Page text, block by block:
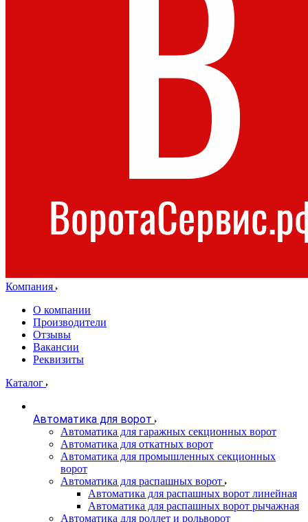
Компания
О компании
Производители
Отзывы
Вакансии
Реквизиты
Каталог
Автоматика для ворот
Автоматика для гаражных секционных ворот
Автоматика для откатных ворот
Автоматика для промышленных секционных
ворот
Автоматика для распашных ворот
Автоматика для распашных ворот линейная
Автоматика для распашных ворот рычажная
Автоматика для роллет и рольворот